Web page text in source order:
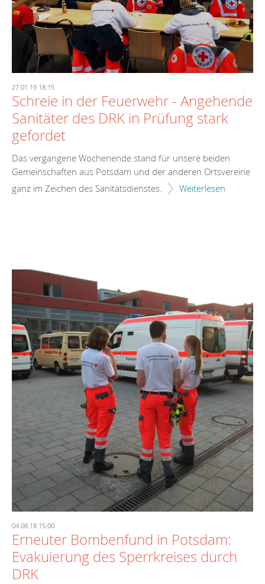
27.01.19 18:15
Schreie in der Feuerwehr - Angehende
Sanitäter des DRK in Prüfung stark
gefordet
Das vergangene Wochenende stand für unsere beiden
Gemeinschaften aus Potsdam und der anderen Ortsvereine
ganz im Zeichen des Sanitätsdienstes.
Weiterlesen
04.08.18 15:00
Erneuter Bombenfund in Potsdam:
Evakuierung des Sperrkreises durch
DRK